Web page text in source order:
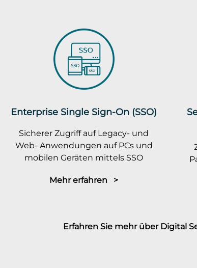
Enterprise Single Sign-On (SSO)
Sicherer Zugriff auf Legacy- und
Web- Anwendungen auf PCs und
mobilen Geräten mittels SSO
Mehr erfahren >
Erfahren Sie mehr über Digital